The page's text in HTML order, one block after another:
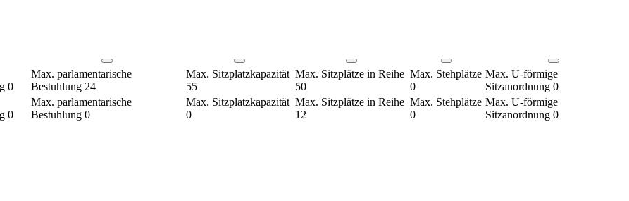
0
Max. parlamentarische
Bestuhlung 24
Max. Sitzplatzkapazität
55
Max. Sitzplätze in Reihe
50
Max. Stehplätze
0
Max. U-förmige
Sitzanordnung 0
0
Max. parlamentarische
Bestuhlung 0
Max. Sitzplatzkapazität
0
Max. Sitzplätze in Reihe
12
Max. Stehplätze
0
Max. U-förmige
Sitzanordnung 0